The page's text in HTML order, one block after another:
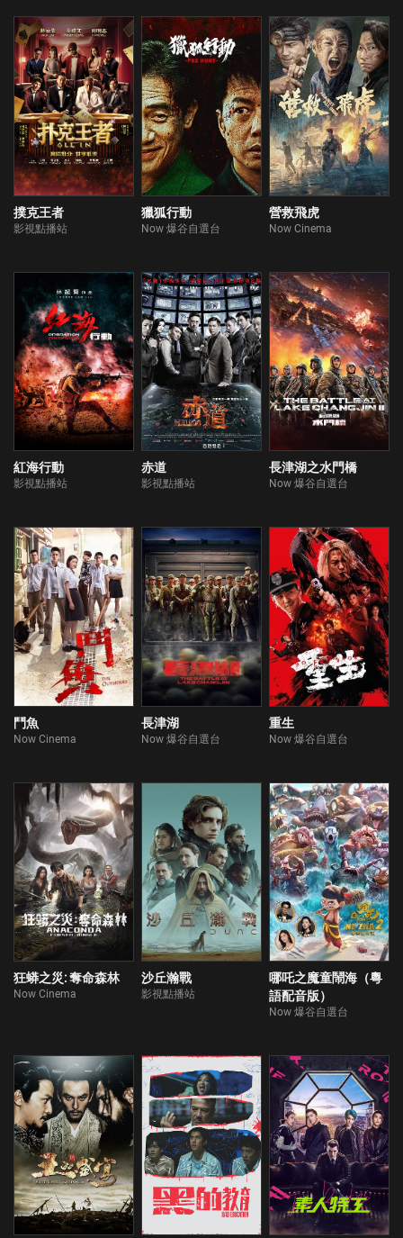
撲克王者
影視點播站
獵狐行動
Now 爆谷自選台
營救飛虎
Now Cinema
紅海行動
影視點播站
赤道
影視點播站
長津湖之水門橋
Now 爆谷自選台
鬥魚
Now Cinema
長津湖
Now 爆谷自選台
重生
Now 爆谷自選台
狂蟒之災: 奪命森林
Now Cinema
沙丘瀚戰
影視點播站
哪吒之魔童鬧海（粵
語配音版）
Now 爆谷自選台